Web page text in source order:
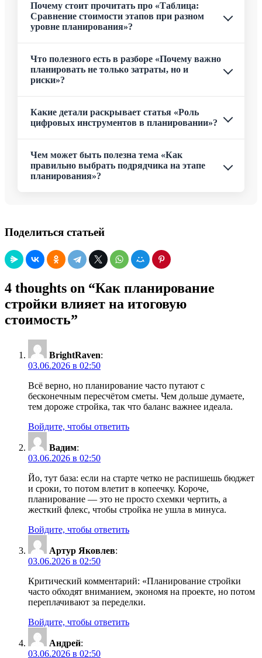
Почему стоит прочитать про «Таблица:
Сравнение стоимости этапов при разном
уровне планирования»?
Что полезного есть в разборе «Почему важно
планировать не только затраты, но и
риски»?
Какие детали раскрывает статья «Роль
цифровых инструментов в планировании»?
Чем может быть полезна тема «Как
правильно выбрать подрядчика на этапе
планирования»?
Поделиться статьей
4 thoughts on “Как планирование
стройки влияет на итоговую
стоимость”
BrightRaven:
03.06.2026 в 02:50
Всё верно, но планирование часто путают с
бесконечным пересчётом сметы. Чем дольше думаете,
тем дороже стройка, так что баланс важнее идеала.
Войдите, чтобы ответить
Вадим:
03.06.2026 в 02:50
Йо, тут база: если на старте четко не распишешь бюджет
и сроки, то потом влетит в копеечку. Короче,
планирование — это не просто схемки чертить, а
жесткий флекс, чтобы стройка не ушла в минуса.
Войдите, чтобы ответить
Артур Яковлев:
03.06.2026 в 02:50
Критический комментарий: «Планирование стройки
часто обходят вниманием, экономя на проекте, но потом
переплачивают за переделки.
Войдите, чтобы ответить
Андрей:
03.06.2026 в 02:50